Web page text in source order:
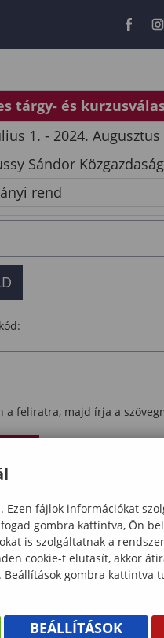
tárgy- és
1. - 2024. Augusztus
Sándor
rend
a feliratra, majd írja a
Ezen fájlok információkat
gombra kattintva, Ön
is szolgáltatnak a
cookie-t elutasít, akkor
gombra kattintva
BEÁLLÍTÁSOK